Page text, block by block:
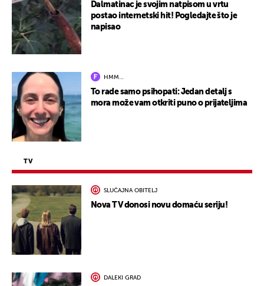
Dalmatinac je svojim natpisom u vrtu
postao internetski hit! Pogledajte što je
napisao
HMM…
To rade samo psihopati: Jedan detalj s
mora može vam otkriti puno o prijateljima
TV
SLUČAJNA OBITELJ
Nova TV donosi novu domaću seriju!
DALEKI GRAD